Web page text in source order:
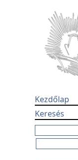
Kezdőlap
Keresés